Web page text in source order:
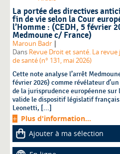
La portée des directives
fin de vie selon la Cour
l’Homme : (CEDH, 5 février
Medmoune c/ France)
Maroun Badr |
Dans Revue Droit et santé. La
de santé (n° 131, mai 2026)
Cette note analyse l’arrêt
février 2026) comme révélateur
de la jurisprudence européenne sur
valide le dispositif législatif français
Leonetti, [...]
Plus d'information...
Ajouter à ma sélection